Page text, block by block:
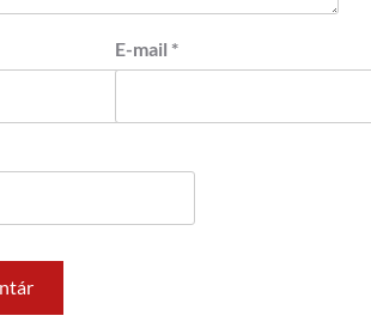
E-mail *